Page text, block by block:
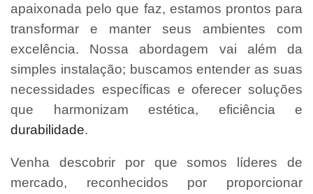
apaixonada pelo que faz, estamos prontos para
transformar e manter seus ambientes com
excelência. Nossa abordagem vai além da
simples instalação; buscamos entender as suas
necessidades específicas e oferecer soluções
que harmonizam estética, eficiência e
durabilidade.
Venha descobrir por que somos líderes de
mercado, reconhecidos por proporcionar